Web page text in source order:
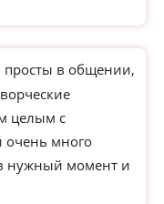
просты в общении,
целым с
очень много
нужный момент и